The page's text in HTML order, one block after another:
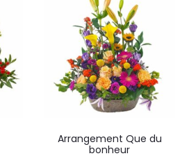
Arrangement Que du
bonheur